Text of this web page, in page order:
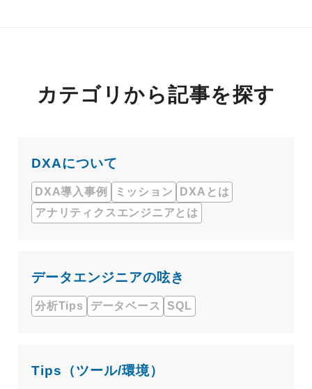
カテゴリから記事を探す
DXAについて
DXA導入事例 ミッション
DXAとは
アナリティクスエンジニアとは
データエンジニアの呟き
分析Tips データベース SQL
Tips（ツール/環境）